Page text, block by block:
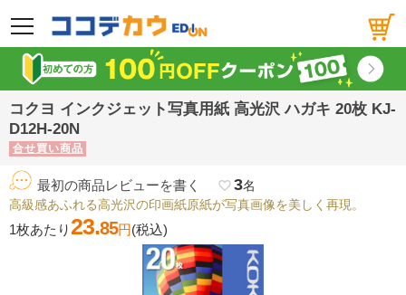
メニュー
コクヨ インクジェット写真用紙 高光沢 ハガキ 20枚 KJ-
D12H-20N
合せ買い商品
最初の商品レビューを書く favorite_border3名
高級感あふれる高光沢の印画紙原紙が写真画像を美しく再現。
1枚あたり23.85円(税込)